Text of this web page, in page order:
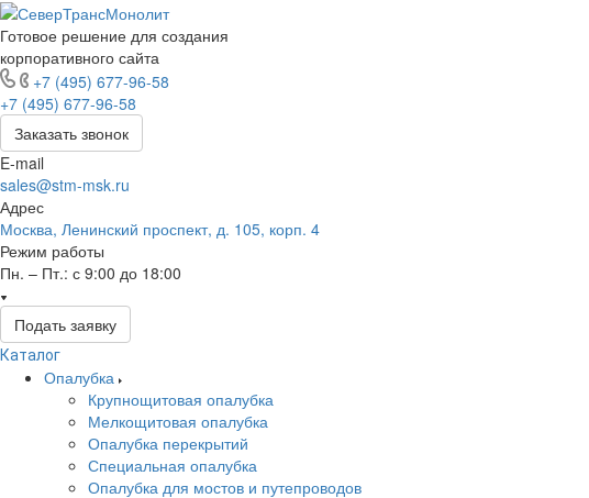
Готовое решение для создания
корпоративного сайта
+7 (495) 677-96-58
+7 (495) 677-96-58
Заказать звонок
E-mail
sales@stm-msk.ru
Адрес
Москва, Ленинский проспект, д. 105, корп. 4
Режим работы
Пн. – Пт.: с 9:00 до 18:00
Подать заявку
Каталог
Опалубка
Крупнощитовая опалубка
Мелкощитовая опалубка
Опалубка перекрытий
Специальная опалубка
Опалубка для мостов и путепроводов